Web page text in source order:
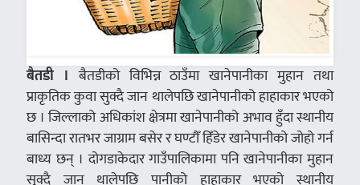
बैतडी । बैतडीको विभिन्न ठाउँमा खानेपानीका मुहान तथा
प्राकृतिक कुवा सुक्दै जान थालेपछि खानेपानीको हाहाकार भएको
छ । जिल्लाको अधिकांश क्षेत्रमा खानेपानीको अभाव हुँदा स्थानीय
बासिन्दा रातभर जाग्राम बसेर र घण्टौँ हिँडेर खानेपानीको जोहो गर्न
बाध्य छन् । दोगडाकेदार गाउँपालिकामा पनि खानेपानीका मुहान
सुक्दै जान थालेपछि पानीको हाहाकार भएको स्थानीय